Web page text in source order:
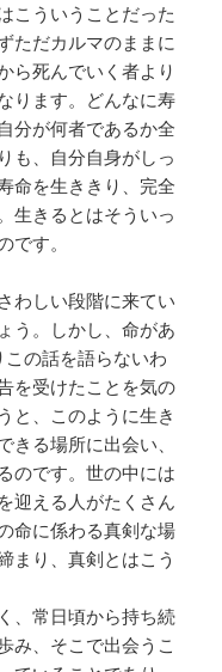
こういうことだった
ただカルマのままに
ら死んでいく者より
ります。どんなに寿
分が何者であるか全
も、自分自身がしっ
命を生ききり、完全
生きるとはそういっ
です。
わしい段階に来てい
う。しかし、命があ
の話を語らないわ
を受けたことを気の
と、このように生き
きる場所に出会い、
のです。世の中には
迎える人がたくさん
命に係わる真剣な場
まり、真剣とはこう
、常日頃から持ち続
み、そこで出会うこ